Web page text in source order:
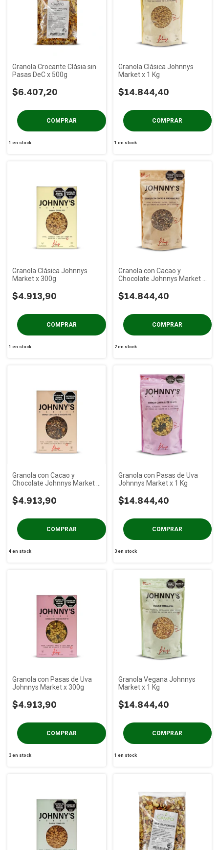
Granola Crocante Clásia sin
Pasas DeC x 500g
$6.407,20
1 en stock
Granola Clásica Johnnys
Market x 1 Kg
$14.844,40
1 en stock
Granola Clásica Johnnys
Market x 300g
$4.913,90
1 en stock
Granola con Cacao y
Chocolate Johnnys Market x
$14.844,40
2 en stock
Granola con Cacao y
Chocolate Johnnys Market x
$4.913,90
4en stock
Granola con Pasas de Uva
Johnnys Market x 1 Kg
$14.844,40
3 en stock
Granola con Pasas de Uva
Johnnys Market x 300g
$4.913,90
3en stock
Granola Vegana Johnnys
Market x 1 Kg
$14.844,40
1 en stock